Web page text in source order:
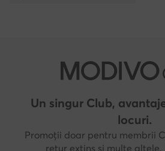
Un singur Club,
locuri.
Promoții doar pentru membrii
retur extins și multe altele.